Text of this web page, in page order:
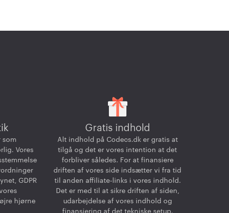
som
Vores
GDPR
hjørne
Gratis indhold
Alt indhold på Codecs.dk er gratis at
tilgå og det er vores intention at det
forbliver således. For at finansiere
driften af vores side indsætter vi fra tid
til anden affiliate-links i vores indhold.
Det er med til at sikre driften af siden,
udarbejdelse af vores indhold og
finansiering af det tekniske setup.